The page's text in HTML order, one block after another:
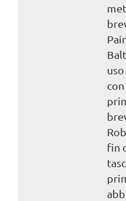
fin